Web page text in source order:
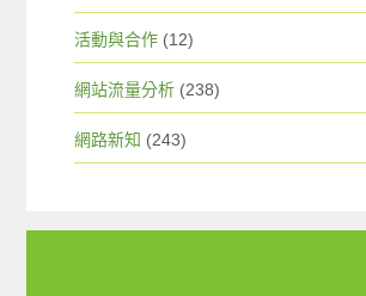
活動與合作 (12)
網站流量分析 (238)
網路新知 (243)